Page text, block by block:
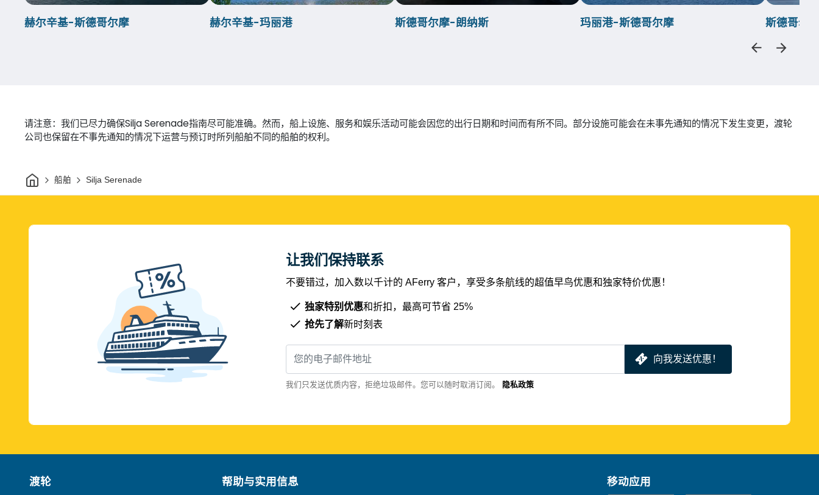
赫尔辛基-斯德哥尔摩 赫尔辛基-玛丽港 斯德哥尔摩-朗纳斯 玛丽港-斯德哥尔摩 斯德哥尔
请注意：我们已尽力确保Silja Serenade指南尽可能准确。然而，船上设施、服务和娱乐活动可能会因您的出行日期和时间而有所不同。部分设施可能会在未事先通知的情况下发生变更，渡轮
公司也保留在不事先通知的情况下运营与预订时所列船舶不同的船舶的权利。
家 船舶 Silja Serenade
让我们保持联系
不要错过，加入数以千计的 AFerry 客户，享受多条航线的超值早鸟优惠和独家特价优惠！
独家特别优惠和折扣，最高可节省 25%
抢先了解新时刻表
向我发送优惠！
我们只发送优质内容，拒绝垃圾邮件。您可以随时取消订阅。 隐私政策
渡轮 帮助与实用信息 移动应用